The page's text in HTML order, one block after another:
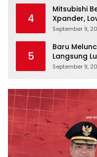
4
Mitsubishi
Xpander,
September 9,
5
Baru
Langsung
September 9,